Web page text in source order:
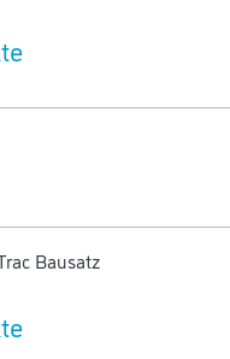
Bausatz